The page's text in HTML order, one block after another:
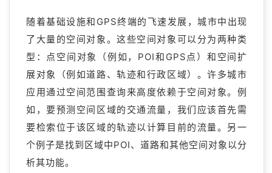
随着基础设施和GPS终端的飞速发展，城市中出现
了大量的空间对象。这些空间对象可以分为两种类
型：点空间对象（例如，POI和GPS点）和空间扩
展对象（例如道路、轨迹和行政区域）。许多城市
应用通过空间范围查询来高度依赖于空间对象。例
如，要预测空间区域的交通流量，我们应该首先需
要检索位于该区域的轨迹以计算目前的流量。另一
个例子是找到区域中POI、道路和其他空间对象以分
析其功能。